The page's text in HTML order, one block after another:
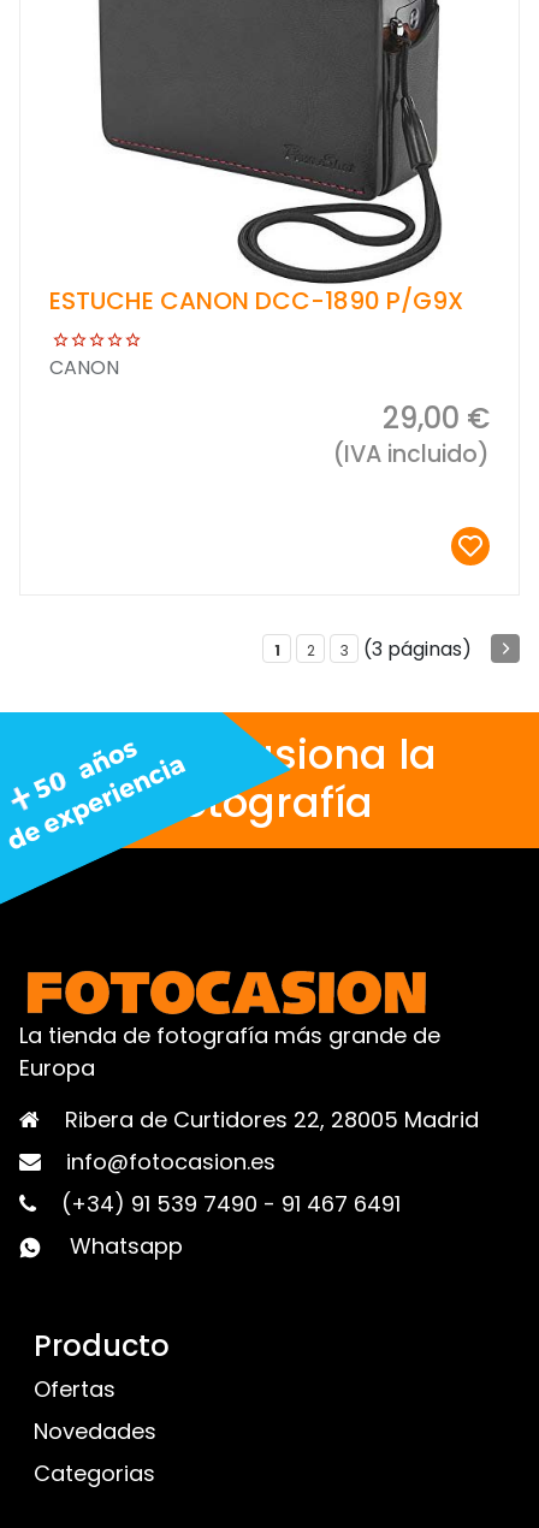
ESTUCHE CANON DCC-1890 P/G9X
CANON
29,00 €
(IVA incluido)
1 2 3 (3 páginas)
Nos apasiona la
fotografía
La tienda de fotografía más grande de
Europa
Ribera de Curtidores 22, 28005 Madrid
info@fotocasion.es
(+34) 91 539 7490 - 91 467 6491
Whatsapp
Producto
Ofertas
Novedades
Categorias